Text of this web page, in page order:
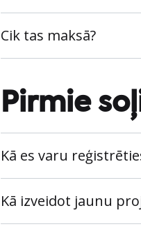
Cik tas maksā?
Pirmie
Kā es varu
Kā izveidot jaunu